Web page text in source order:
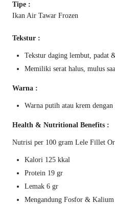
Tipe :
Ikan Air Tawar Frozen
Tekstur :
Tekstur daging lembut, padat
Memiliki serat halus, mulus
Warna :
Warna putih atau krem
Health & Nutritional Benefits :
Nutrisi per 100 gram Lele Fillet
Kalori 125 kkal
Protein 19 gr
Lemak 6 gr
Mengandung Fosfor & Kalium